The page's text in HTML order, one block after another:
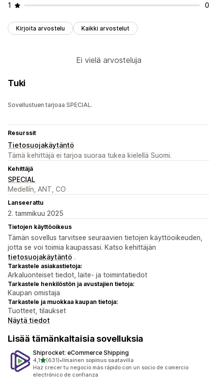
1
0
Kirjoita arvostelu Kaikki arvostelut
Ei vielä arvosteluja
Tuki
Sovellustuen tarjoaa SPECIAL.
Resurssit
Tietosuojakäytäntö
Tämä kehittäjä ei tarjoa suoraa tukea kielellä Suomi.
Kehittäjä
SPECIAL
Medellín, ANT, CO
Lanseerattu
2. tammikuu 2025
Tietojen käyttöoikeus
Tämän sovellus tarvitsee seuraavien tietojen käyttöoikeuden,
jotta se voi toimia kaupassasi. Katso kehittäjän
tietosuojakäytäntö .
Tarkastele asiakastietoja:
Arkaluonteiset tiedot, laite- ja toimintatiedot
Tarkastele henkilöstön ja avustajien tietoja:
Kaupan omistaja
Tarkastele ja muokkaa kaupan tietoja:
Tuotteet, tilaukset
Näytä tiedot
Lisää tämänkaltaisia sovelluksia
Shiprocket: eCommerce Shipping
4,1/ 5 tähteä
(631)
631 arvostelua yhteensä
•Ilmainen sopimus saatavilla
Haz crecer tu negocio más rápido con un socio de comercio
electrónico de confianza